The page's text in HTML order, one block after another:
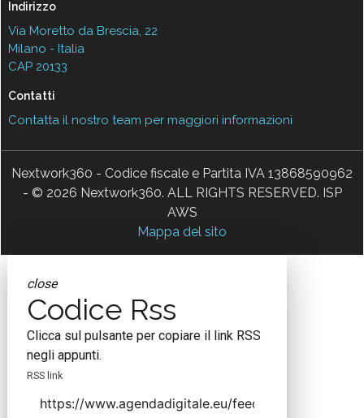
Indirizzo
Via Moretto da Brescia, 22
Milano - Italia
CAP 20133
Contatti
Contatta il nostro team per maggiori informazioni
Nextwork360 - Codice fiscale e Partita IVA 13868590962
- © 2026 Nextwork360. ALL RIGHTS RESERVED. ISP
AWS
Mappa del sito
close
Codice Rss
Clicca sul pulsante per copiare il link RSS
negli appunti.
RSS link